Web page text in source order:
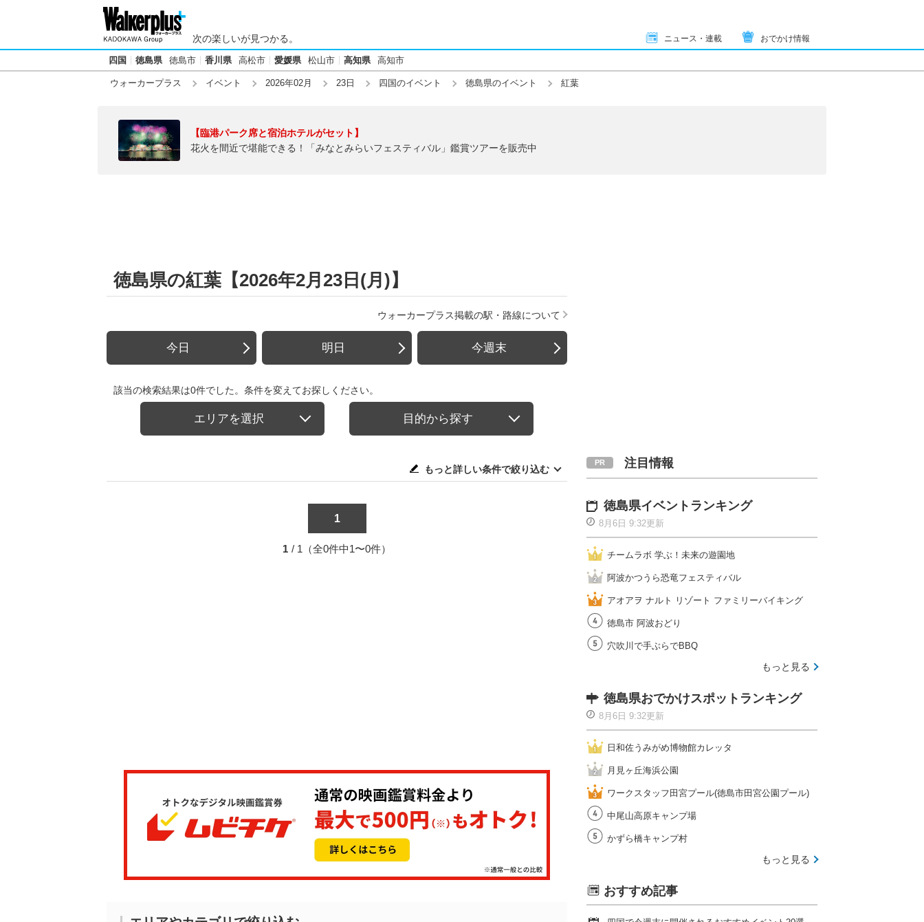
次の楽しいが見つかる。 ニュース・連載 おでかけ情報
四国 徳島県 徳島市 香川県 高松市 愛媛県 松山市 高知県 高知市
ウォーカープラス イベント 2026年02月 23日 四国のイベント 徳島県のイベント 紅葉
【臨港パーク席と宿泊ホテルがセット】
花火を間近で堪能できる！「みなとみらいフェスティバル」鑑賞ツアーを販売中
徳島県の紅葉【2026年2月23日(月)】
ウォーカープラス掲載の駅・路線について
今日 明日 今週末
該当の検索結果は0件でした。条件を変えてお探しください。
エリアを選択 目的から探す
もっと詳しい条件で絞り込む
1
1 / 1（全0件中1〜0件）
注目情報
徳島県イベントランキング
8月6日 9:32更新
チームラボ 学ぶ！未来の遊園地
阿波かつうら恐竜フェスティバル
アオアヲ ナルト リゾート ファミリーバイキング
徳島市 阿波おどり
穴吹川で手ぶらでBBQ
もっと見る
徳島県おでかけスポットランキング
8月6日 9:32更新
日和佐うみがめ博物館カレッタ
月見ヶ丘海浜公園
ワークスタッフ田宮プール(徳島市田宮公園プール)
中尾山高原キャンプ場
かずら橋キャンプ村
もっと見る
おすすめ記事